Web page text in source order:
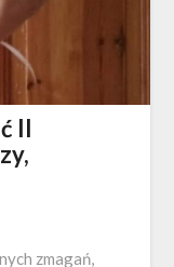
II
zmagań,